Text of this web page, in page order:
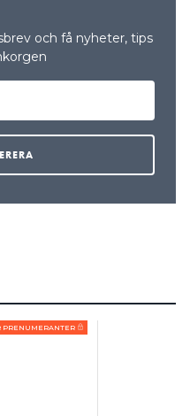
och få nyheter, tips
PRENUMERANTER